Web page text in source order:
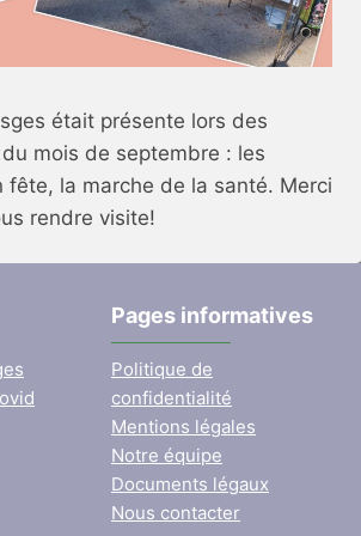
était présente lors des
mois de septembre : les
fête, la marche de la santé. Merci
rendre visite!
Pages informatives
Politique de
confidentialité
Mentions légales
Notre équipe
Documents légaux
Nous contacter